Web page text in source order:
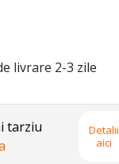
livrare 2-3 zile
tarziu
Detalii
aici